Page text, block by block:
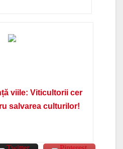
viile: Viticultorii cer
salvarea culturilor!